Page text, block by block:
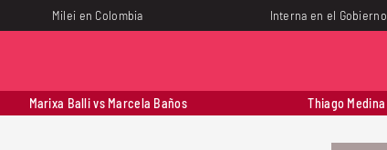
Milei en Colombia Interna en el Gobierno
Marixa Balli vs Marcela Baños Thiago Medina